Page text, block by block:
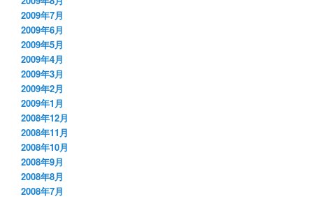
2009年7月
2009年6月
2009年5月
2009年4月
2009年3月
2009年2月
2009年1月
2008年12月
2008年11月
2008年10月
2008年9月
2008年8月
2008年7月